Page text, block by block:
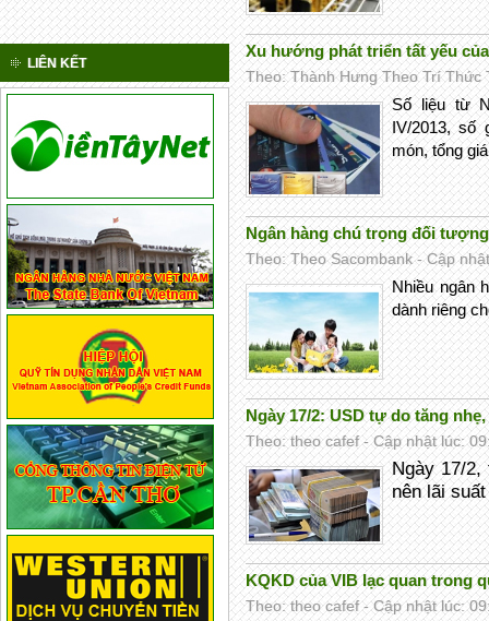
LIÊN KẾT
Xu hướng phát triển tất yếu
Theo: Thành Hưng Theo Trí Thức
Số liệu từ
IV/2013, số
món, tổng
Ngân hàng chú trọng đối
Theo: Theo Sacombank - Cập
Nhiều ngân
dành riêng
Ngày 17/2: USD tự do tăng
Theo: theo cafef - Cập nhật lúc:
Ngày 17/2,
nên lãi
KQKD của VIB lạc quan trong
Theo: theo cafef - Cập nhật lúc: